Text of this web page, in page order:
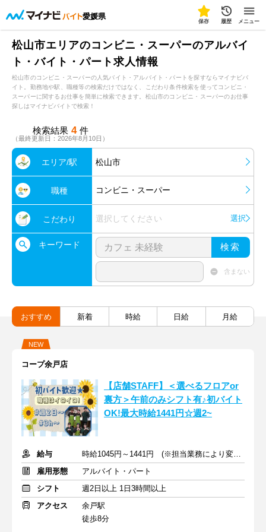
愛媛県
保存 履歴 メニュー
松山市エリアのコンビニ・スーパーのアルバイ
ト・バイト・パート求人情報
松山市のコンビニ・スーパーの人気バイト・アルバイト・パートを探すならマイナビバ
イト。勤務地や駅、職種等の検索だけではなく、こだわり条件検索を使ってコンビニ・
スーパーに関するお仕事を簡単に検索できます。松山市のコンビニ・スーパーのお仕事
探しはマイナビバイトで検索！
検索結果 4 件
（最終更新日：2026年8月10日）
エリア/駅 松山市
職種 コンビニ・スーパー
こだわり 選択してください 選択
キーワード 検索
含まない
おすすめ 新着 時給 日給 月給
NEW
コープ余戸店
【店舗STAFF】＜選べるフロアor
裏方＞午前のみシフト有♪初バイト
OK!最大時給1441円☆週2~
給与
時給1045円～1441円 (※担当業務により変動)＋交通費
雇用形態
アルバイト・パート
シフト
週2日以上 1日3時間以上
アクセス
余戸駅
徒歩8分